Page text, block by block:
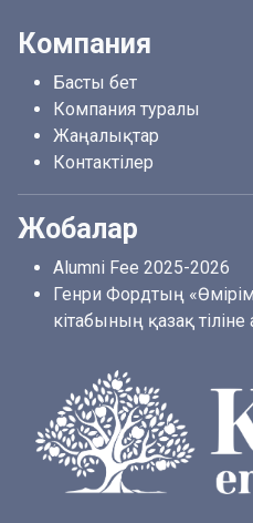
Компания
Басты бет
Компания туралы
Жаңалықтар
Контактілер
Жобалар
Alumni Fee 2025-2026
Генри Фордтың «Өмірім
кітабының қазақ